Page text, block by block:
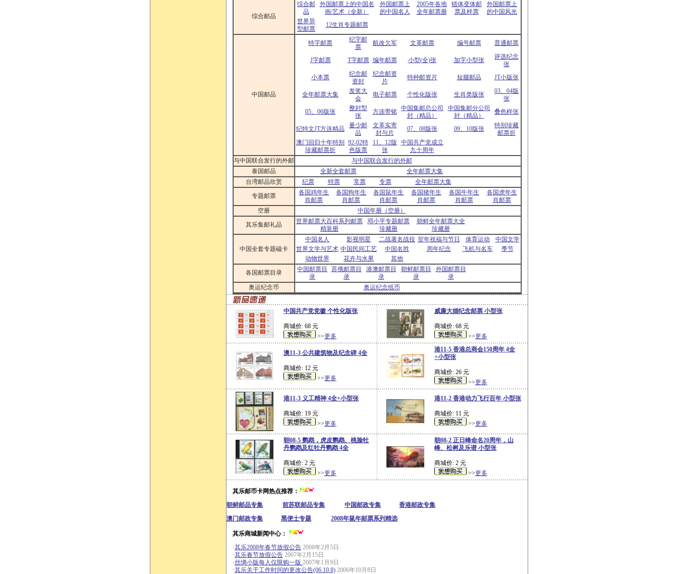
综合邮品
综合邮
品
外国邮票上的中国名
画/艺术（全新）
外国邮票上
的中国名人
2005年各地
全年邮票册
错体变体邮
票及样票
外国邮票上
的中国风光
世界异
型邮票
12生肖专题邮票
中国邮品
特字邮票
纪字邮
票
航改欠军 文革邮票 编号邮票 普通邮票
J字邮票 T字邮票 编年邮票 小型(全)张 加字小型张
评选纪念
张
小本票
纪念邮
资封
纪念邮资
片
特种邮资片 短腿邮品 JT小版张
全年邮票大集
发奖大
会
电子邮票 个性化版张 生肖类版张
03、04版
张
05、06版张
整封型
张
方连带铭
中国集邮总公司
封（精品）
中国集邮分公司
封（精品）
叠色样张
纪特文JT方连精品
量少邮
品
文革实寄
封与片
07、08版张 09、10版张
特别珍藏
邮票折
澳门回归十年特别
珍藏邮票折
92-02特
色版票
11、12版
张
中国共产党成立
九十周年
与中国联合发行的外邮
与中国联合发行的外邮
泰国邮品
全新全套邮票
全年邮票大集
台湾邮品欣赏
纪票 特票 常票 专票
全年邮票大集
专题邮票
各国鸡年生
肖邮票
各国狗年生
肖邮票
各国鼠年生
肖邮票
各国猪年生
肖邮票
各国牛年生
肖邮票
各国虎年生
肖邮票
空册
中国年册（空册）
其乐集邮礼品
世界邮票大百科系列邮票
精装册
邓小平专题邮票
珍藏册
朝鲜全年邮票大全
珍藏册
中国全套专题磁卡
中国名人 影视明星 二战著名战役 贺年祝福与节日 体育运动
中国文学
世界文学与艺术 中国民间工艺 中国名胜 周年纪念 飞机与名车
季节
动物世界
花卉与水果
其他
各国邮票目录
中国邮票目
录
苏俄邮票目
录
港澳邮票目
录
朝鲜邮票目
录
外国邮票目
录
奥运纪念币
奥运纪念纸币
中国共产党党徽 个性化版张
商城价: 68 元
>>更多
威廉大婚纪念邮票 小型张
商城价: 68 元
>>更多
澳11-3 公共建筑物及纪念碑 4全
商城价: 12 元
>>更多
港11-5 香港总商会150周年 4全
+小型张
商城价: 26 元
>>更多
港11-3 义工精神 4全+小型张
商城价: 19 元
>>更多
港11-2 香港动力飞行百年 小型张
商城价: 11 元
>>更多
朝08-5 鹦鹉，虎皮鹦鹉、桃脸牡
丹鹦鹉及红牡丹鹦鹉 4全
商城价: 2 元
>>更多
朝08-2 正日峰命名20周年，山
峰、松树及乐谱 小型张
商城价: 2 元
>>更多
其乐邮币卡网热点推荐：
朝鲜邮品专集
前苏联邮品专集 中国邮政专集
香港邮政专集
澳门邮政专集
黑便士专题 2008年鼠年邮票系列精选
其乐商城新闻中心：
·其乐2008年春节放假公告 2008年2月5日
·其乐春节放假公告 2007年2月15日
·丝绸小版每人仅限购一版 2007年1月9日
·其乐关于工作时间的更改公告(06.10.8) 2006年10月8日